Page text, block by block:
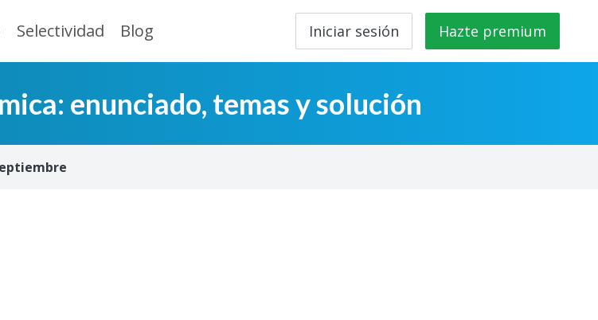
Selectividad Blog Iniciar sesión Hazte premium
enunciado, temas y solución